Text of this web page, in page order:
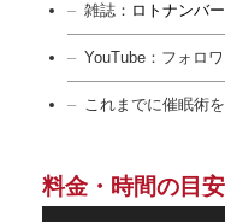
雑誌： ロトナンバ
YouTube：フォロ
これまでに催眠術
料金・時間の目